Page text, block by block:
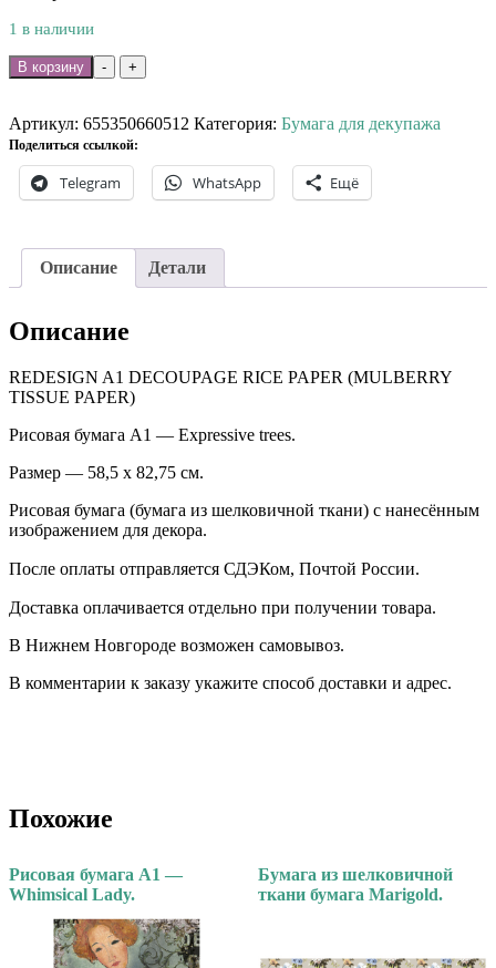
1 в наличии
-
Количество
товара
бумага
А1
Expressive
trees.
+
В корзину
Артикул: 655350660512 Категория: Бумага для декупажа
Поделиться ссылкой:
Telegram WhatsApp Ещё
Описание Детали
Описание
REDESIGN A1 DECOUPAGE RICE PAPER (MULBERRY
TISSUE PAPER)
Рисовая бумага А1 — Expressive trees.
Размер — 58,5 х 82,75 см.
Рисовая бумага (бумага из шелковичной ткани) с нанесённым
изображением для декора.
После оплаты отправляется СДЭКом, Почтой России. ⠀
Доставка оплачивается отдельно при получении товара. ⠀
В Нижнем Новгороде возможен самовывоз.
В комментарии к заказу укажите способ доставки и адрес.
Похожие
Рисовая бумага А1 —
Whimsical Lady.
Бумага из шелковичной
ткани бумага Marigold.